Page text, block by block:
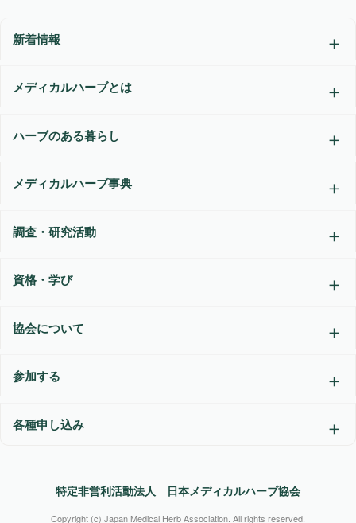
新着情報
メディカルハーブとは
ハーブのある暮らし
メディカルハーブ事典
調査・研究活動
資格・学び
協会について
参加する
各種申し込み
特定非営利活動法人 日本メディカルハーブ協会
Copyright (c) Japan Medical Herb Association. All rights reserved.